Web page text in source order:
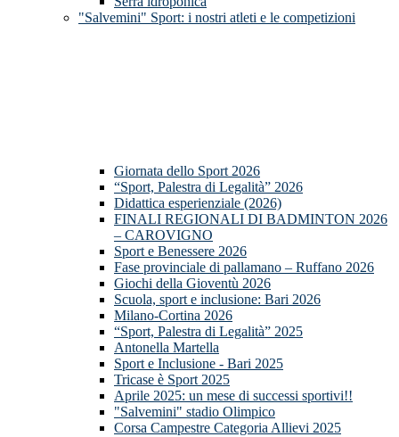
"Salvemini" Sport: i nostri atleti e le competizioni
Giornata dello Sport 2026
“Sport, Palestra di Legalità” 2026
Didattica esperienziale (2026)
FINALI REGIONALI DI BADMINTON 2026
– CAROVIGNO
Sport e Benessere 2026
Fase provinciale di pallamano – Ruffano 2026
Giochi della Gioventù 2026
Scuola, sport e inclusione: Bari 2026
Milano-Cortina 2026
“Sport, Palestra di Legalità” 2025
Antonella Martella
Sport e Inclusione - Bari 2025
Tricase è Sport 2025
Aprile 2025: un mese di successi sportivi!!
"Salvemini" stadio Olimpico
Corsa Campestre Categoria Allievi 2025